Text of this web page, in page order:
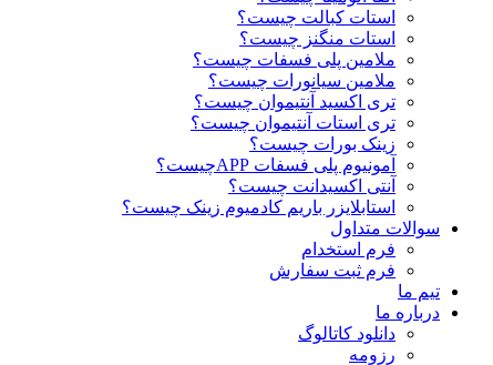
استات کبالت چیست؟
استات منگنز چیست؟
ملامین پلی فسفات چیست؟
ملامین سیانورات چیست؟
تری اکسید آنتیموان چیست؟
تری استات آنتیموان چیست؟
زینک بورات چیست؟
آمونیوم پلی فسفات APPچیست؟
آنتی اکسیدانت چیست؟
استابلایزر باریم کادمیوم زینک چیست؟
سوالات متداول
فرم استخدام
فرم ثبت سفارش
تیم ما
درباره ما
دانلود کاتالوگ
رزومه